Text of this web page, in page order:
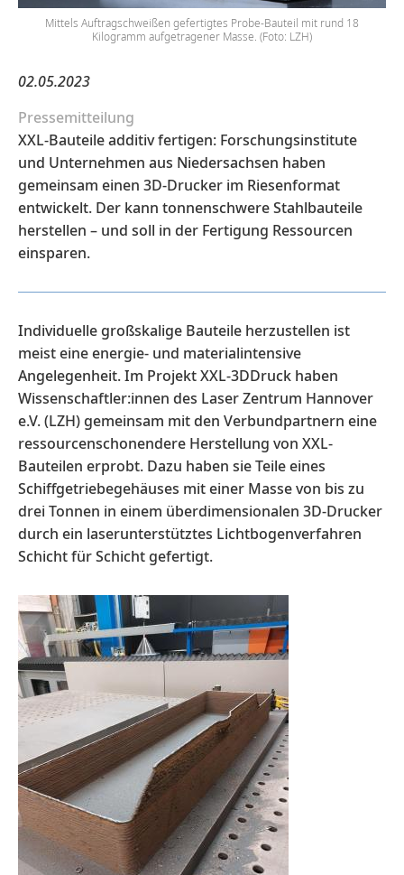
Mittels Auftragschweißen gefertigtes Probe-Bauteil mit rund 18
Kilogramm aufgetragener Masse. (Foto: LZH)
02.05.2023
Pressemitteilung
XXL-Bauteile additiv fertigen: Forschungsinstitute
und Unternehmen aus Niedersachsen haben
gemeinsam einen 3D-Drucker im Riesenformat
entwickelt. Der kann tonnenschwere Stahlbauteile
herstellen – und soll in der Fertigung Ressourcen
einsparen.
Individuelle großskalige Bauteile herzustellen ist
meist eine energie- und materialintensive
Angelegenheit. Im Projekt XXL-3DDruck haben
Wissenschaftler:innen des Laser Zentrum Hannover
e.V. (LZH) gemeinsam mit den Verbundpartnern eine
ressourcenschonendere Herstellung von XXL-
Bauteilen erprobt. Dazu haben sie Teile eines
Schiffgetriebegehäuses mit einer Masse von bis zu
drei Tonnen in einem überdimensionalen 3D-Drucker
durch ein laserunterstütztes Lichtbogenverfahren
Schicht für Schicht gefertigt.